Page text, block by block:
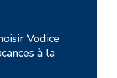
Vodice
à la